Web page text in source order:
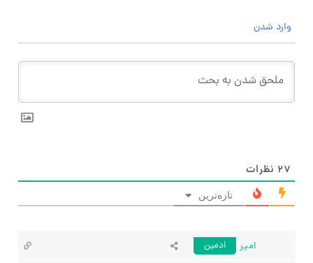
وارد شدن
۲۷ نظرات
تازه‌ترین
امیر
ادمین